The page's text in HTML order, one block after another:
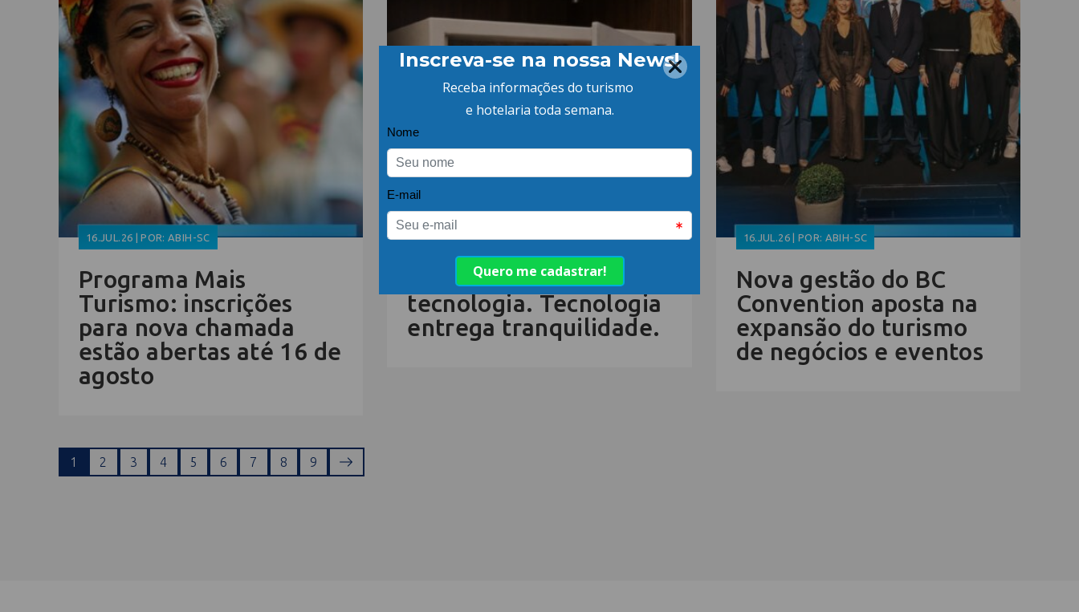
16.JUL.26 | POR: ABIH-SC
Programa Mais
Turismo: inscrições
para nova chamada
estão abertas até 16 de
agosto
16.JUL.26 | POR: ABIH-SC
Tecnologia não vende
tecnologia. Tecnologia
entrega tranquilidade.
16.JUL.26 | POR: ABIH-SC
Nova gestão do BC
Convention aposta na
expansão do turismo
de negócios e eventos
1 2 3 4 5 6 7 8 9